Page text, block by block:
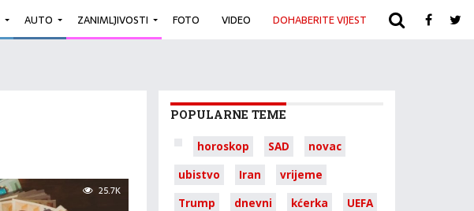
AUTO ZANIMLJIVOSTI FOTO VIDEO DOHABERITE VIJEST ARHIVA
25.7K
POPULARNE TEME
horoskop SAD
novac
ubistvo
Iran
vrijeme
Trump
dnevni kćerka
UEFA